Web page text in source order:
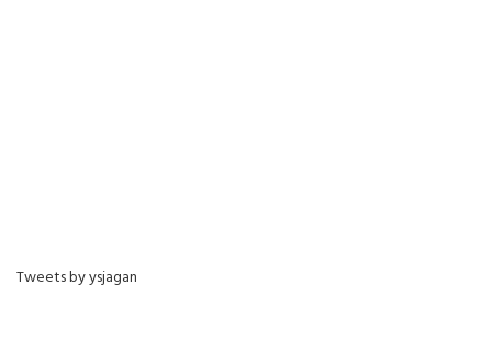
Tweets by ysjagan